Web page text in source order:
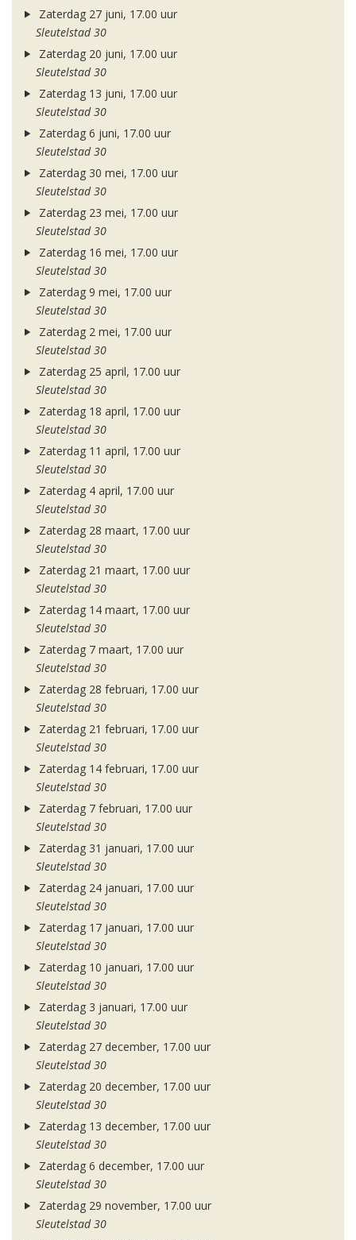
Zaterdag 27 juni, 17.00 uur
Sleutelstad 30
Zaterdag 20 juni, 17.00 uur
Sleutelstad 30
Zaterdag 13 juni, 17.00 uur
Sleutelstad 30
Zaterdag 6 juni, 17.00 uur
Sleutelstad 30
Zaterdag 30 mei, 17.00 uur
Sleutelstad 30
Zaterdag 23 mei, 17.00 uur
Sleutelstad 30
Zaterdag 16 mei, 17.00 uur
Sleutelstad 30
Zaterdag 9 mei, 17.00 uur
Sleutelstad 30
Zaterdag 2 mei, 17.00 uur
Sleutelstad 30
Zaterdag 25 april, 17.00 uur
Sleutelstad 30
Zaterdag 18 april, 17.00 uur
Sleutelstad 30
Zaterdag 11 april, 17.00 uur
Sleutelstad 30
Zaterdag 4 april, 17.00 uur
Sleutelstad 30
Zaterdag 28 maart, 17.00 uur
Sleutelstad 30
Zaterdag 21 maart, 17.00 uur
Sleutelstad 30
Zaterdag 14 maart, 17.00 uur
Sleutelstad 30
Zaterdag 7 maart, 17.00 uur
Sleutelstad 30
Zaterdag 28 februari, 17.00 uur
Sleutelstad 30
Zaterdag 21 februari, 17.00 uur
Sleutelstad 30
Zaterdag 14 februari, 17.00 uur
Sleutelstad 30
Zaterdag 7 februari, 17.00 uur
Sleutelstad 30
Zaterdag 31 januari, 17.00 uur
Sleutelstad 30
Zaterdag 24 januari, 17.00 uur
Sleutelstad 30
Zaterdag 17 januari, 17.00 uur
Sleutelstad 30
Zaterdag 10 januari, 17.00 uur
Sleutelstad 30
Zaterdag 3 januari, 17.00 uur
Sleutelstad 30
Zaterdag 27 december, 17.00 uur
Sleutelstad 30
Zaterdag 20 december, 17.00 uur
Sleutelstad 30
Zaterdag 13 december, 17.00 uur
Sleutelstad 30
Zaterdag 6 december, 17.00 uur
Sleutelstad 30
Zaterdag 29 november, 17.00 uur
Sleutelstad 30